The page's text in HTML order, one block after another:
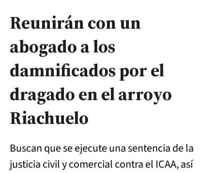
Reunirán con un
abogado a los
damnificados por el
dragado en el arroyo
Riachuelo
Buscan que se ejecute una sentencia de la
justicia civil y comercial contra el ICAA, así